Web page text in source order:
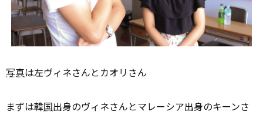
写真は左ヴィネさんとカオリさん
まずは韓国出身のヴィネさんとマレーシア出身のキーンさ